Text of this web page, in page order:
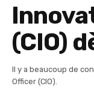
(CIO)
Il y a beaucoup de
Officer (CIO).